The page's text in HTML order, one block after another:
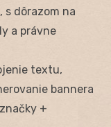
s dôrazom na
a právne
textu,
bannera
+